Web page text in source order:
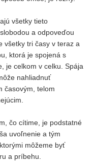
všetky tieto
a odpoveďou
všetky tri časy v teraz a
ktorá je spojená s
je celkom v celku. Spája
nahliadnuť
časovým, telom
čo cítime, je podstatné
uvoľnenie a tým
môžeme byť
a príbehu.